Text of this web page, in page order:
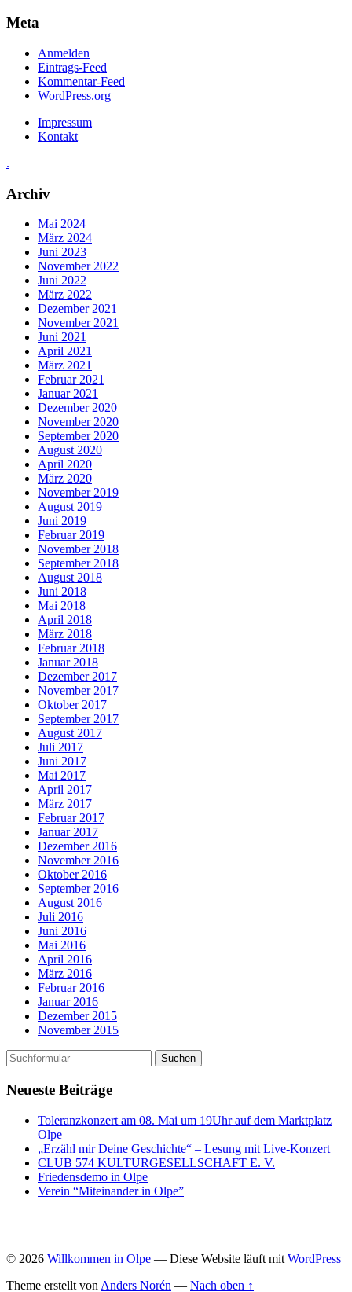
Meta
Anmelden
Eintrags-Feed
Kommentar-Feed
WordPress.org
Impressum
Kontakt
.
Archiv
Mai 2024
März 2024
Juni 2023
November 2022
Juni 2022
März 2022
Dezember 2021
November 2021
Juni 2021
April 2021
März 2021
Februar 2021
Januar 2021
Dezember 2020
November 2020
September 2020
August 2020
April 2020
März 2020
November 2019
August 2019
Juni 2019
Februar 2019
November 2018
September 2018
August 2018
Juni 2018
Mai 2018
April 2018
März 2018
Februar 2018
Januar 2018
Dezember 2017
November 2017
Oktober 2017
September 2017
August 2017
Juli 2017
Juni 2017
Mai 2017
April 2017
März 2017
Februar 2017
Januar 2017
Dezember 2016
November 2016
Oktober 2016
September 2016
August 2016
Juli 2016
Juni 2016
Mai 2016
April 2016
März 2016
Februar 2016
Januar 2016
Dezember 2015
November 2015
Neueste Beiträge
Toleranzkonzert am 08. Mai um 19Uhr auf dem Marktplatz
Olpe
„Erzähl mir Deine Geschichte“ – Lesung mit Live-Konzert
CLUB 574 KULTURGESELLSCHAFT E. V.
Friedensdemo in Olpe
Verein “Miteinander in Olpe”
© 2026 Willkommen in Olpe — Diese Website läuft mit WordPress
Theme erstellt von Anders Norén — Nach oben ↑